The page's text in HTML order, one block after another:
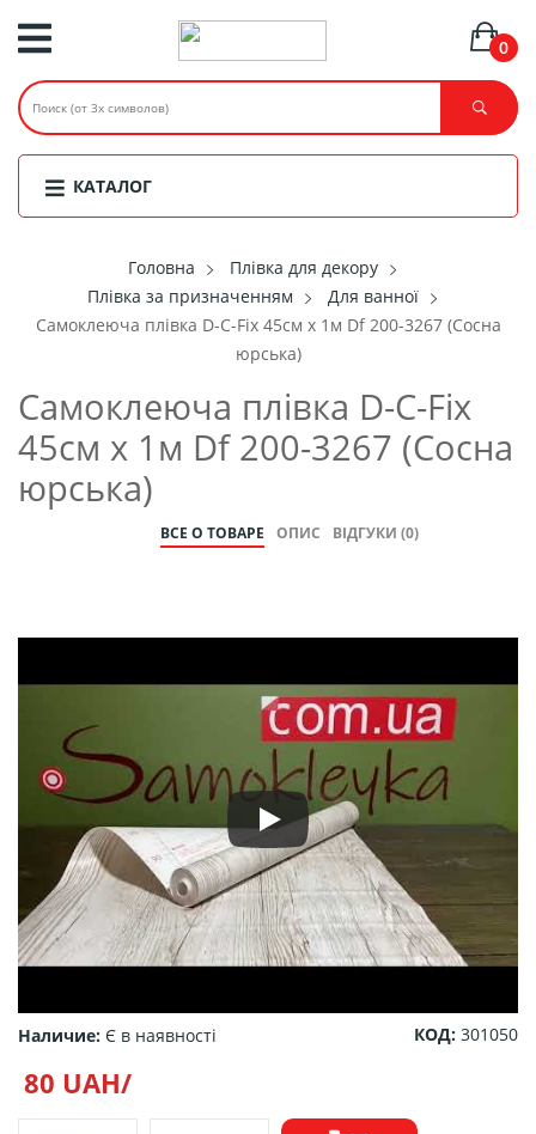
0
КАТАЛОГ
Головнa
Плівка для декору
Плівка за призначенням
Для ванної
Самоклеюча плівка D-C-Fix 45см х 1м Df 200-3267 (Сосна
юрська)
Самоклеюча плівка D-C-Fix
45см х 1м Df 200-3267 (Сосна
юрська)
ВСЕ О ТОВАРЕ ОПИС ВІДГУКИ (0)
Наличие: Є в наявності КОД: 301050
80 UAH/